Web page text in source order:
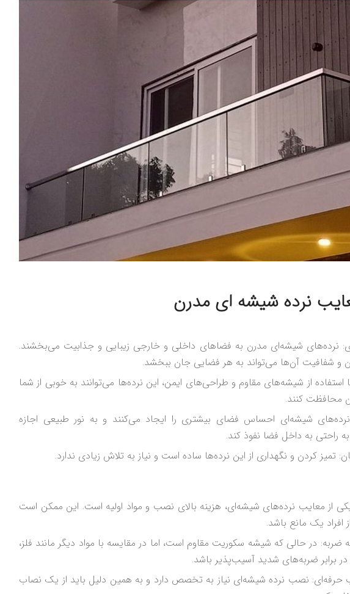
نرده شیشه‌ ای مدرن
نرده‌های شیشه‌ای مدرن به فضاهای داخلی و خارجی زیبایی و جذابیت می‌بخشند.
و شفافیت آن‌ها می‌تواند به هر فضایی جان ببخشد.
با استفاده از شیشه‌های مقاوم و طراحی‌های ایمن، این نرده‌ها می‌توانند به خوبی از شما
محافظت کنند.
شیشه‌ای احساس فضای بیشتری را ایجاد می‌کنند و به نور طبیعی اجازه
راحتی به داخل فضا نفوذ کند.
تمیز کردن و نگهداری از این نرده‌ها ساده است و نیاز به تلاش زیادی ندارد.
یکی از معایب نرده‌های شیشه‌ای، هزینه بالای نصب و مواد اولیه است. این ممکن است
افراد یک مانع باشد.
در حالی که شیشه سکوریت مقاوم است، اما در مقایسه با مواد دیگر مانند فلز،
برابر ضربه‌های شدید آسیب‌پذیر باشد.
حرفه‌ای: نصب نرده شیشه‌ای نیاز به تخصص دارد و به همین دلیل باید از یک نصاب